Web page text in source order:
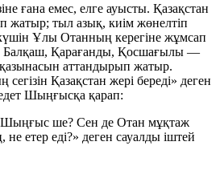
ғана емес, елге ауысты. Қазақстан
жатыр; тыл азық, киім жөнелтіп
Ұлы Отанның керегіне жұмсап
Балқаш, Қарағанды, Қосшағылы —
аттандырып жатыр.
Қазақстан жері береді» деген
Шыңғысқа қарап:
ше? Сен де Отан мұқтаж
етер еді?» деген сауалды іштей